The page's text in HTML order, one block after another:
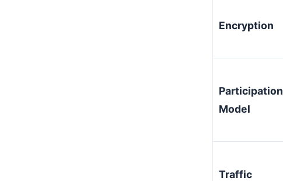
Encryption
Participation
Model
Traffic